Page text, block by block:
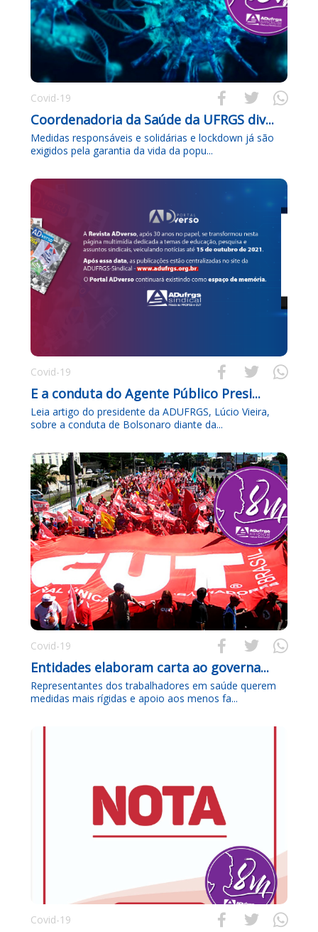
  
Covid-19
Coordenadoria da Saúde da UFRGS div...
Medidas responsáveis e solidárias e lockdown já são
exigidos pela garantia da vida da popu...
  
Covid-19
E a conduta do Agente Público Presi...
Leia artigo do presidente da ADUFRGS, Lúcio Vieira,
sobre a conduta de Bolsonaro diante da...
  
Covid-19
Entidades elaboram carta ao governa...
Representantes dos trabalhadores em saúde querem
medidas mais rígidas e apoio aos menos fa...
  
Covid-19